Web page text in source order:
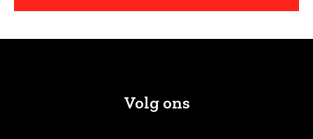
Volg ons